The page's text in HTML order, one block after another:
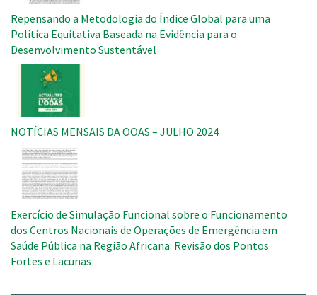
Repensando a Metodologia do Índice Global para uma
Política Equitativa Baseada na Evidência para o
Desenvolvimento Sustentável
Imagem
NOTÍCIAS MENSAIS DA OOAS – JULHO 2024
Imagem
Exercício de Simulação Funcional sobre o Funcionamento
dos Centros Nacionais de Operações de Emergência em
Saúde Pública na Região Africana: Revisão dos Pontos
Fortes e Lacunas